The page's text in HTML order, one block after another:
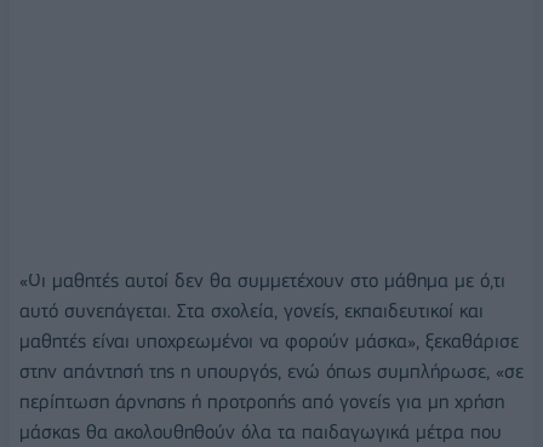
«Οι μαθητές αυτοί δεν θα συμμετέχουν στο μάθημα με ό,τι
αυτό συνεπάγεται. Στα σχολεία, γονείς, εκπαιδευτικοί και
μαθητές είναι υποχρεωμένοι να φορούν μάσκα», ξεκαθάρισε
στην απάντησή της η υπουργός, ενώ όπως συμπλήρωσε, «σε
περίπτωση άρνησης ή προτροπής από γονείς για μη χρήση
μάσκας θα ακολουθηθούν όλα τα παιδαγωγικά μέτρα που